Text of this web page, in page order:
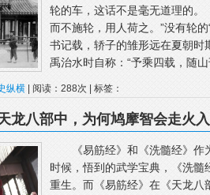
轮的车，这话不是毫无道理的
而不施轮，用人荷之。”没有轮
书记载，轿子的雏形远在夏朝时
禹治水时自称：“予乘四载，随
纵横 | 阅读：288次 | 标签：
龙八部中，为何鸠摩智会走火
《易筋经》和《洗髓经》作
时候，悟到的武学宝典，《洗
重生。而《易筋经》在《天龙